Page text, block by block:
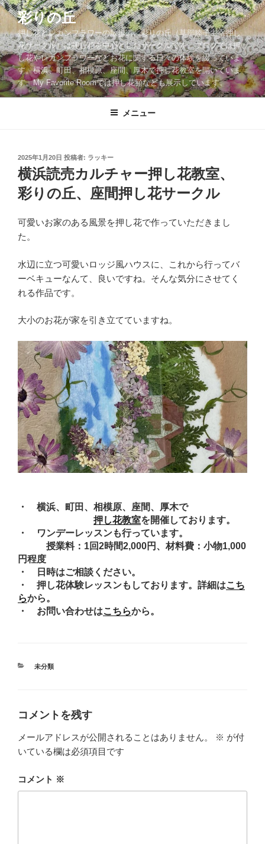
コ
ン
テ
ン
ツ
へ
ス
彩りの丘
押し花とレカンフラワーの散歩道。彩りの丘（草部睦子主宰押し
花サークル）は押し花を中心としたサークルです。ブログでは押
し花やレカンフラワーなどお花に関する日々の体験を綴っていま
す。横浜、町田、相模原、座間、厚木で押し花教室を開いていま
す。My Favorite Roomでは押し花額なども展示しています。
メニュー
投
稿
日:
2025年1月20日 投稿者: ラッキー
横浜読売カルチャー押し花教室、
彩りの丘、座間押し花サークル
可愛いお家のある風景を押し花で作っていただきまし
た。
水辺に立つ可愛いロッジ風ハウスに、これから行ってバ
ーベキューなんて、良いですね。そんな気分にさせてく
れる作品です。
大小のお花が家を引き立てていますね。
・ 横浜、町田、相模原、座間、厚木で
押し花教室を開催しております。
・ ワンデーレッスンも行っています。
授業料：1回2時間2,000円、材料費：小物1,000
円程度
・ 日時はご相談ください。
・ 押し花体験レッスンもしております。詳細はこち
らから。
・ お問い合わせはこちらから。
カ
未分類
コメントを残す
メールアドレスが公開されることはありません。 ※ が付
いている欄は必須項目です
コメント ※